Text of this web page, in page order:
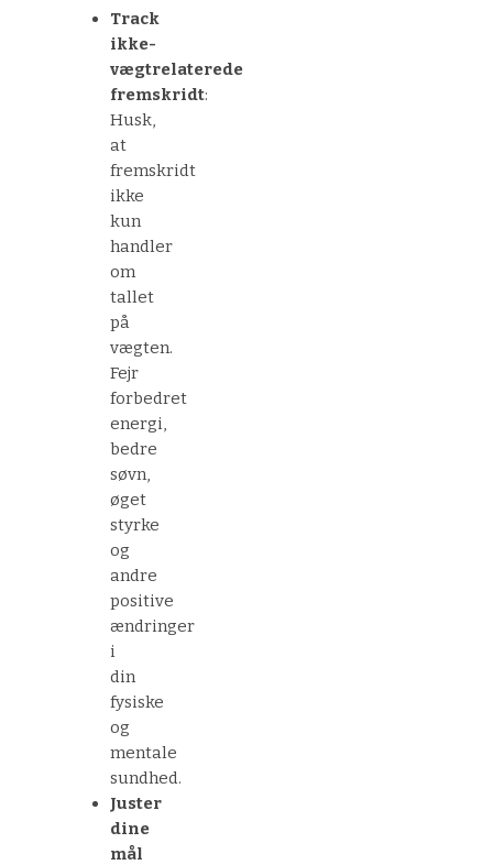
Track
ikke-
vægtrelaterede
fremskridt:
Husk,
at
fremskridt
ikke
kun
handler
om
tallet
på
vægten.
Fejr
forbedret
energi,
bedre
søvn,
øget
styrke
og
andre
positive
ændringer
i
din
fysiske
og
mentale
sundhed.
Juster
dine
mål